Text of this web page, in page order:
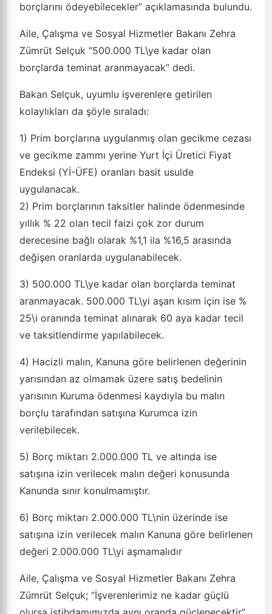
borçlarını ödeyebilecekler” açıklamasında bulundu.
Aile, Çalışma ve Sosyal Hizmetler Bakanı Zehra
Zümrüt Selçuk “500.000 TL\ye kadar olan
borçlarda teminat aranmayacak” dedi.
Bakan Selçuk, uyumlu işverenlere getirilen
kolaylıkları da şöyle sıraladı:
1) Prim borçlarına uygulanmış olan gecikme cezası
ve gecikme zammı yerine Yurt İçi Üretici Fiyat
Endeksi (Yİ-ÜFE) oranları basit usulde
uygulanacak.
2) Prim borçlarının taksitler halinde ödenmesinde
yıllık % 22 olan tecil faizi çok zor durum
derecesine bağlı olarak %1,1 ila %16,5 arasında
değişen oranlarda uygulanabilecek.
3) 500.000 TL\ye kadar olan borçlarda teminat
aranmayacak. 500.000 TL\yi aşan kısım için ise %
25\i oranında teminat alınarak 60 aya kadar tecil
ve taksitlendirme yapılabilecek.
4) Hacizli malın, Kanuna göre belirlenen değerinin
yarısından az olmamak üzere satış bedelinin
yarısının Kuruma ödenmesi kaydıyla bu malın
borçlu tarafından satışına Kurumca izin
verilebilecek.
5) Borç miktarı 2.000.000 TL ve altında ise
satışına izin verilecek malın değeri konusunda
Kanunda sınır konulmamıştır.
6) Borç miktarı 2.000.000 TL\nin üzerinde ise
satışına izin verilecek malın Kanuna göre belirlenen
değeri 2.000.000 TL\yi aşmamalıdır
Aile, Çalışma ve Sosyal Hizmetler Bakanı Zehra
Zümrüt Selçuk; “İşverenlerimiz ne kadar güçlü